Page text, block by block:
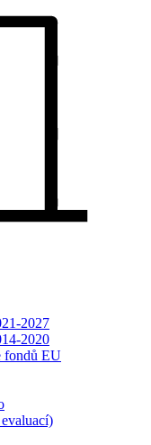
2027
2020
fondů EU